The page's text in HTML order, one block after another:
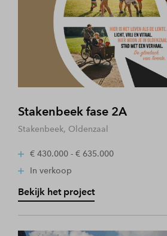
Stakenbeek fase 2A
Stakenbeek, Oldenzaal
€ 430.000 - € 635.000
In verkoop
Bekijk het project